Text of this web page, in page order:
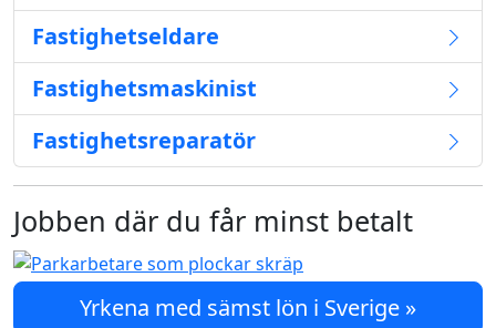
Fastighetseldare
Fastighetsmaskinist
Fastighetsreparatör
Jobben där du får minst betalt
Yrkena med sämst lön i Sverige »